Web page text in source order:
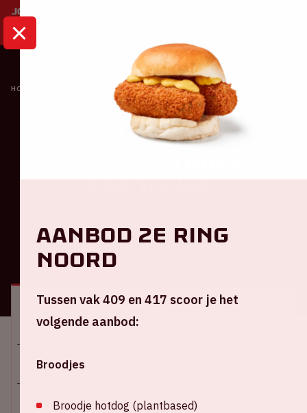
HOME AJAX - EINTRACHT FRANKFURT
Ajax
Frankfurt
ALGEMEEN
Locatie en tijd
Do 6 maart 2025
Johan Cruijff ArenA
Aanbod 2e ring
Noord
Tussen vak 409 en 417 scoor je het
volgende aanbod:
Broodjes
Broodje hotdog (plantbased)